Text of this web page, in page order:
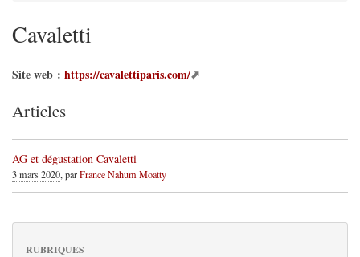
Cavaletti
Site web : https://cavalettiparis.com/
Articles
AG et dégustation Cavaletti
3 mars 2020, parFrance Nahum Moatty
RUBRIQUES